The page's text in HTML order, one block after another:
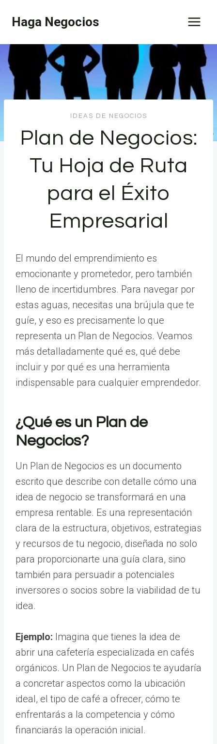
Haga Negocios
IDEAS DE NEGOCIOS
Plan de Negocios:
Tu Hoja de Ruta
para el Éxito
Empresarial
El mundo del emprendimiento es
emocionante y prometedor, pero también
lleno de incertidumbres. Para navegar por
estas aguas, necesitas una brújula que te
guíe, y eso es precisamente lo que
representa un Plan de Negocios. Veamos
más detalladamente qué es, qué debe
incluir y por qué es una herramienta
indispensable para cualquier emprendedor.
¿Qué es un Plan de
Negocios?
Un Plan de Negocios es un documento
escrito que describe con detalle cómo una
idea de negocio se transformará en una
empresa rentable. Es una representación
clara de la estructura, objetivos, estrategias
y recursos de tu negocio, diseñada no solo
para proporcionarte una guía clara, sino
también para persuadir a potenciales
inversores o socios sobre la viabilidad de tu
idea.
Ejemplo: Imagina que tienes la idea de
abrir una cafetería especializada en cafés
orgánicos. Un Plan de Negocios te ayudaría
a concretar aspectos como la ubicación
ideal, el tipo de café a ofrecer, cómo te
enfrentarás a la competencia y cómo
financiarás la operación inicial.